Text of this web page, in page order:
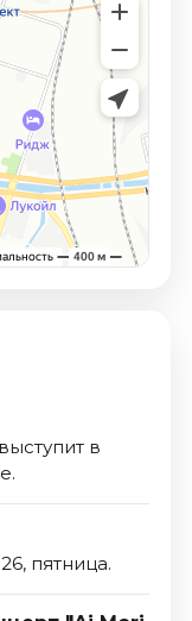
в
пятница.